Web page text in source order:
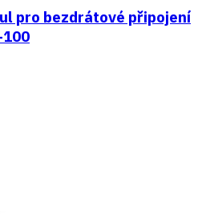
pro bezdrátové připojení